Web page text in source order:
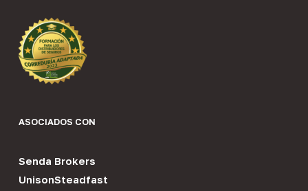
ASOCIADOS CON
Senda Brokers
UnisonSteadfast